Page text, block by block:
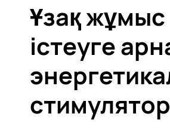
Ұзақ жұмыс
істеуге
стимулятор